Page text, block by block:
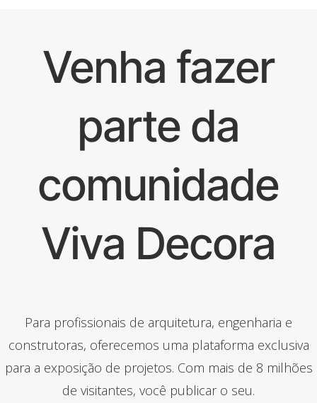
Venha fazer
parte da
comunidade
Viva Decora
Para profissionais de arquitetura, engenharia e
construtoras, oferecemos uma plataforma exclusiva
para a exposição de projetos. Com mais de 8 milhões
de visitantes, você publicar o seu.